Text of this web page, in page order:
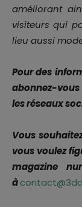
améliorant
visiteurs qui
lieu aussi
Pour des
abonnez-
les réseaux
Vous
vous voulez
magazine
à